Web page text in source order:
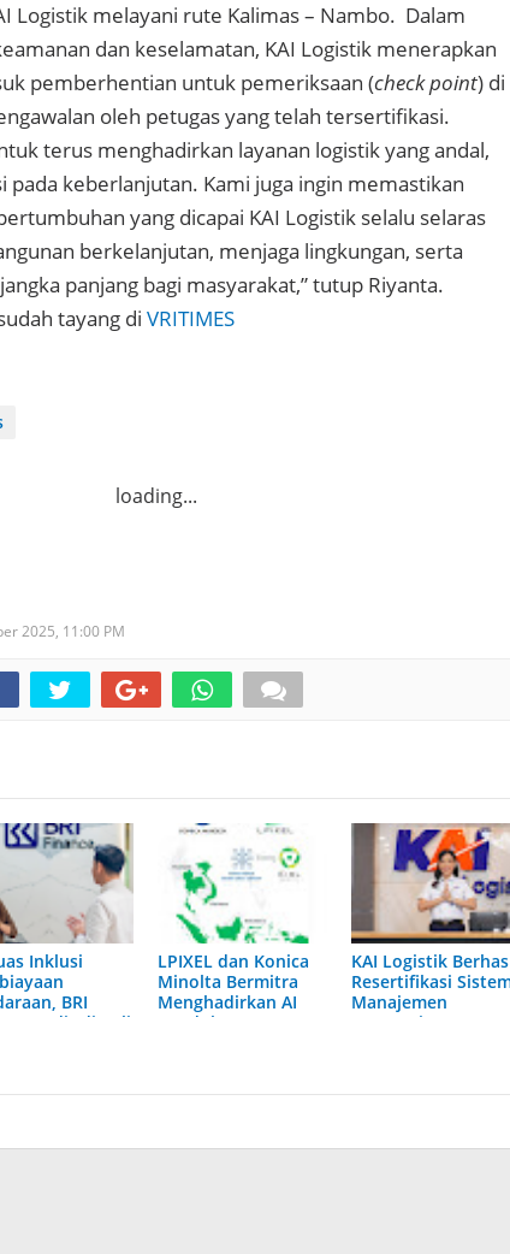
Logistik melayani rute Kalimas – Nambo. Dalam
dan keselamatan, KAI Logistik menerapkan
pemberhentian untuk pemeriksaan (check point)
oleh petugas yang telah tersertifikasi.
terus menghadirkan layanan logistik yang andal,
pada keberlanjutan. Kami juga ingin memastikan
yang dicapai KAI Logistik selalu selaras
berkelanjutan, menjaga lingkungan, serta
panjang bagi masyarakat,” tutup Riyanta.
tayang di VRITIMES
loading...
2025, 11:00 PM
Inklusi
BRI
Hadir di Bali
LPIXEL dan Konica
Minolta Bermitra
Menghadirkan AI
Pendukung
KAI Logistik
Resertifikasi
Manajemen
Integrasi ISO,